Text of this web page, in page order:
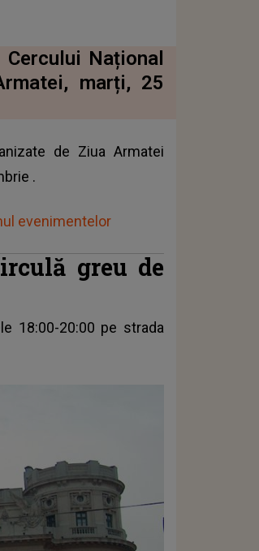
Național
marți, 25
de Ziua Armatei
.
evenimentelor
greu de
18:00-20:00 pe strada